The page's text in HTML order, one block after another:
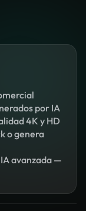
por IA
4K y HD
o genera
avanzada —